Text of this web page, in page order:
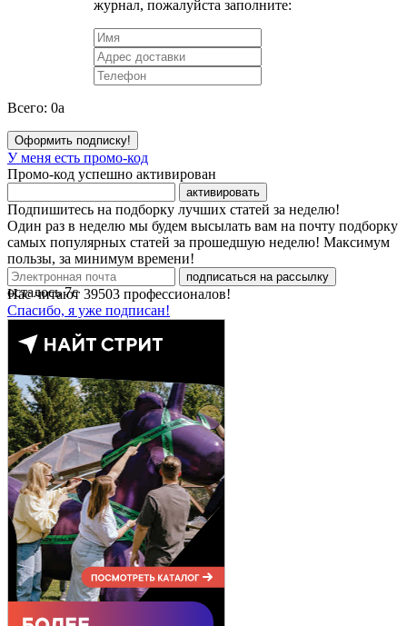
журнал, пожалуйста заполните:
Всего: 0a
Оформить подписку!
У меня есть промо-код
Промо-код успешно активирован
активировать
Подпишитесь на подборку лучших статей за неделю!
Один раз в неделю мы будем высылать вам на почту подборку
самых популярных статей за прошедшую неделю! Максимум
пользы, за минимум времени!
подписаться на рассылку
Нас читают 39503 профессионалов!
Спасибо, я уже подписан!
осталось7с